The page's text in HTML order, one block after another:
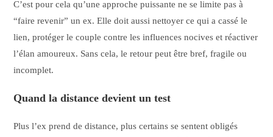
C’est pour cela qu’une approche puissante ne se limite pas à
“faire revenir” un ex. Elle doit aussi nettoyer ce qui a cassé le
lien, protéger le couple contre les influences nocives et réactiver
l’élan amoureux. Sans cela, le retour peut être bref, fragile ou
incomplet.
Quand la distance devient un test
Plus l’ex prend de distance, plus certains se sentent obligés